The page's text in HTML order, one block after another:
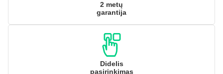
2 metų
garantija
Didelis
pasirinkimas